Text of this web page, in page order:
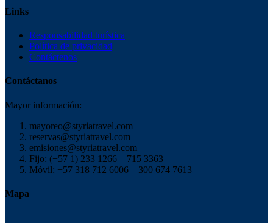
Links
Responsabilidad turística
Política de privacidad
Contáctenos
Contáctanos
Mayor información:
mayoreo@styriatravel.com
reservas@styriatravel.com
emisiones@styriatravel.com
Fijo: (+57 1) 233 1266 – 715 3363
Móvil: +57 318 712 6006 – 300 674 7613
Mapa